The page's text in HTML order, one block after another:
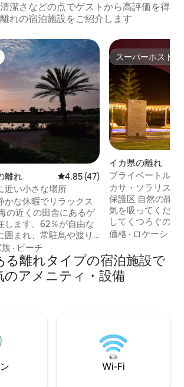
潔さなどの点でゲストから高評価を得
れの宿泊施設をご紹介します
離れ レビュー47件、5つ星中4.85つ
4.85 (47)
近い小さな場所
かな休暇でリラックス
の近くの田舎にあるゲ
します。62％が自由な
囲まれ、常駐鳥や渡り
あります。数メート
徒歩で約4分）2 km以上
あり、24時間365日警
クラブハウスには、プ
。
· ビーチ
スーパーホスト
スーパーホスト
イカ県の離れ
プライベートルー
ーンベッド1台
カサ・ソラリスへ
保護区 自然の静けさを楽しみ、新鮮な空
気を吸ってくださ
してくつろぐのに
の入り口に位置し
トに近いです。 北 ドロメダリオスまで25
分 パラカスまで45分 南 イカのプラザ・
デ・アルマスまで15分 ワカチナ
価格 · ロケーショ
る離れタイプの宿泊施設で
のアメニティ・設備
Wi-Fi